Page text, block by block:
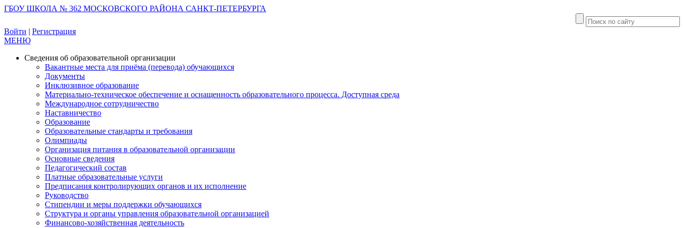
ГБОУ ШКОЛА № 362 МОСКОВСКОГО РАЙОНА САНКТ-ПЕТЕРБУРГА
Войти | Регистрация
МЕНЮ
Сведения об образовательной организации
Вакантные места для приёма (перевода) обучающихся
Документы
Инклюзивное образование
Материально-техническое обеспечение и оснащенность образовательного процесса. Доступная среда
Международное сотрудничество
Наставничество
Образование
Образовательные стандарты и требования
Олимпиады
Организация питания в образовательной организации
Основные сведения
Педагогический состав
Платные образовательные услуги
Предписания контролирующих органов и их исполнение
Руководство
Стипендии и меры поддержки обучающихся
Структура и органы управления образовательной организацией
Финансово-хозяйственная деятельность